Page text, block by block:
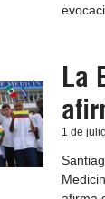
La
1 de